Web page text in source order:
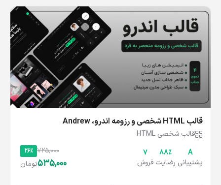
قالب HTML شخصی و رزومه اندرو، Andrew
قالب شخصی HTML
A
پشتیبانی
۸۸%
رضایت
7
فروش
26% 725,000
535,000تومان